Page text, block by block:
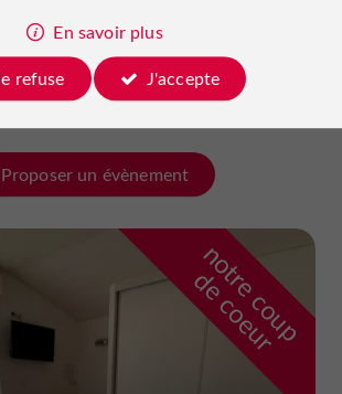
"OpérA comika"
04/02/2027 au 07/02/2027
Proposer un évènement
n
o
t
r
e
c
o
u
p
d
e
c
o
e
u
r
En savoir plus
refuse
J'accepte